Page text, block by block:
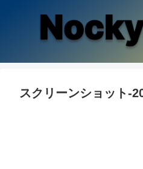
スクリーンショット-